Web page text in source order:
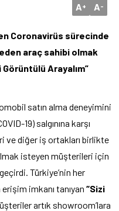
A+ A-
Coronavirüs sürecinde
araç sahibi olmak
Görüntülü Arayalım”
satın alma deneyimini
19) salgınına karşı
ve diğer iş ortakları birlikte
isteyen müşterileri için
Türkiye’nin her
imkanı tanıyan “Sizi
artık showroom’lara